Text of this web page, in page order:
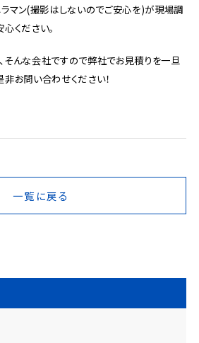
ラマン(撮影はしないのでご安心を)が現場調
ください。
そんな会社ですので弊社でお見積りを一旦
お問い合わせください！
一覧に戻る